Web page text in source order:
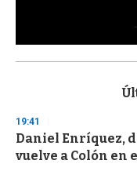
s
d
s
o
f
19:41
Daniel Enríquez,
vuelve a Colón